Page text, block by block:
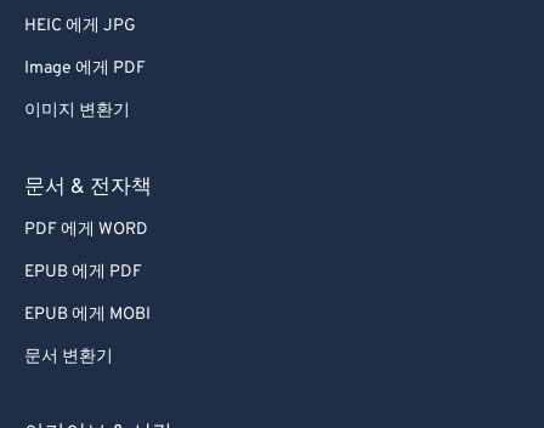
HEIC 에게 JPG
Image 에게 PDF
이미지 변환기
문서 & 전자책
PDF 에게 WORD
EPUB 에게 PDF
EPUB 에게 MOBI
문서 변환기